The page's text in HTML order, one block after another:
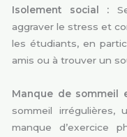
Isolement social :
aggraver le stress et
les étudiants, en
amis ou à trouver un
Manque de sommeil
sommeil irrégulières,
manque d’exercice